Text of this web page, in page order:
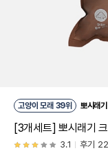
고양이 모래 39위 뽀시래기
[3개세트] 뽀시래기
3.1 후기